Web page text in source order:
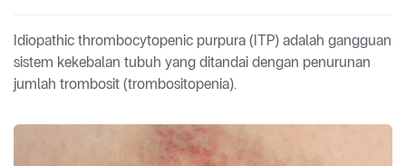
Idiopathic thrombocytopenic purpura (ITP) adalah gangguan
sistem kekebalan tubuh yang ditandai dengan penurunan
jumlah trombosit (trombositopenia).